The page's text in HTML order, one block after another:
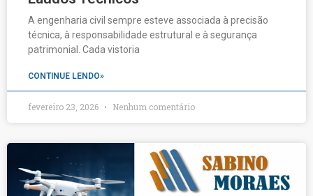
A engenharia civil sempre esteve associada à precisão
técnica, à responsabilidade estrutural e à segurança
patrimonial. Cada vistoria
CONTINUE LENDO»
fevereiro 23, 2026 Nenhum comentário